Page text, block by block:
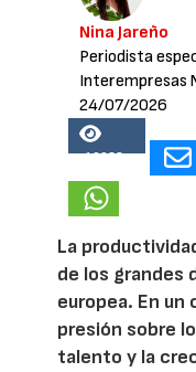
Nina Jareño
Periodista
Interempresas
24/07/2026
19938
La
de los grandes
europea. En
presión sobre
talento y la